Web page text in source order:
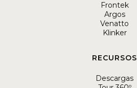
Frontek
Argos
Venatto
Klinker
RECURSOS
Descargas